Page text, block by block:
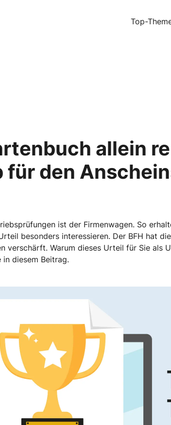
Top-
allein
für den
ist der Firmenwagen. So
besonders interessieren. Der BFH hat
verschärft. Warum dieses Urteil für Sie als
diesem Beitrag.